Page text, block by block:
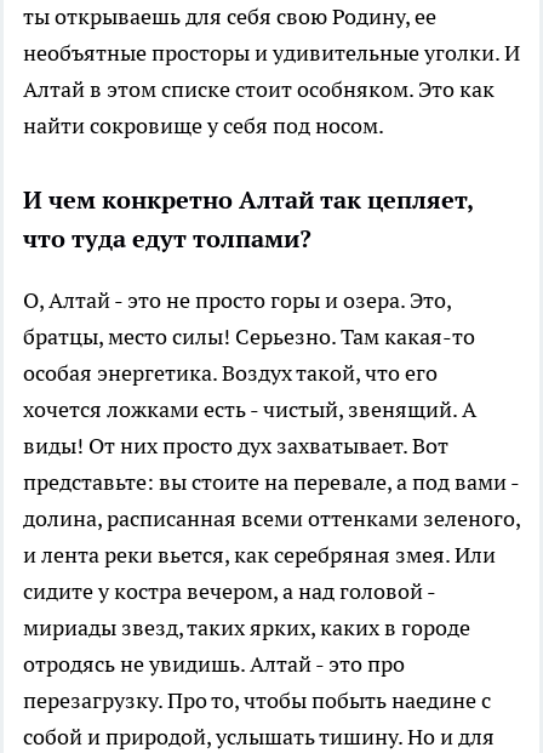
ты открываешь для себя свою Родину, ее
необъятные просторы и удивительные уголки. И
Алтай в этом списке стоит особняком. Это как
найти сокровище у себя под носом.
И чем конкретно Алтай так цепляет,
что туда едут толпами?
О, Алтай - это не просто горы и озера. Это,
братцы, место силы! Серьезно. Там какая-то
особая энергетика. Воздух такой, что его
хочется ложками есть - чистый, звенящий. А
виды! От них просто дух захватывает. Вот
представьте: вы стоите на перевале, а под вами -
долина, расписанная всеми оттенками зеленого,
и лента реки вьется, как серебряная змея. Или
сидите у костра вечером, а над головой -
мириады звезд, таких ярких, каких в городе
отродясь не увидишь. Алтай - это про
перезагрузку. Про то, чтобы побыть наедине с
собой и природой, услышать тишину. Но и для